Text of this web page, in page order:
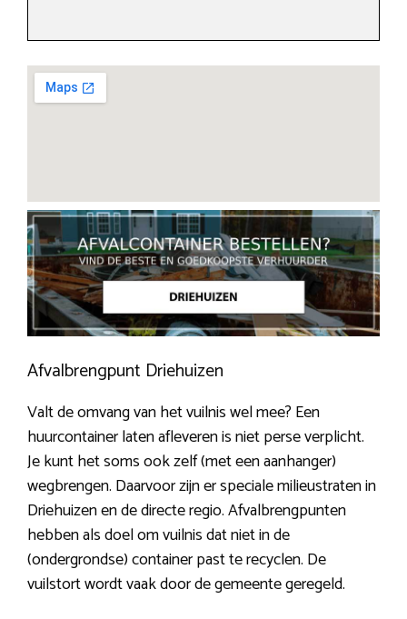
Afvalbrengpunt Driehuizen
Valt de omvang van het vuilnis wel mee? Een
huurcontainer laten afleveren is niet perse verplicht.
Je kunt het soms ook zelf (met een aanhanger)
wegbrengen. Daarvoor zijn er speciale milieustraten in
Driehuizen en de directe regio. Afvalbrengpunten
hebben als doel om vuilnis dat niet in de
(ondergrondse) container past te recyclen. De
vuilstort wordt vaak door de gemeente geregeld.